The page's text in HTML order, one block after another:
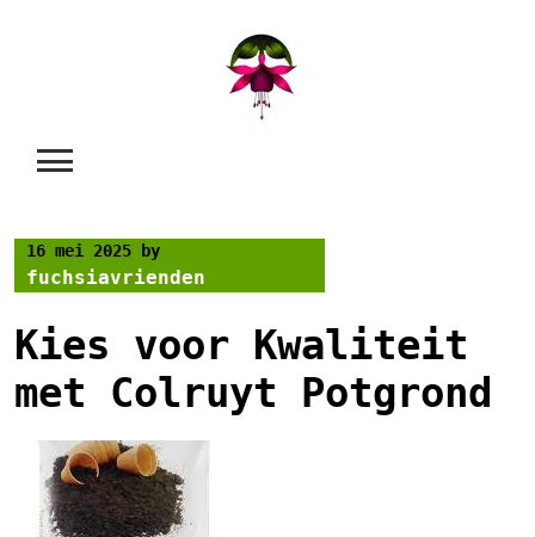
16 mei 2025 by
fuchsiavrienden
Kies voor Kwaliteit
met Colruyt Potgrond